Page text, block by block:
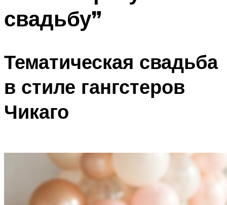
свадьбу”
Тематическая свадьба
в стиле гангстеров
Чикаго